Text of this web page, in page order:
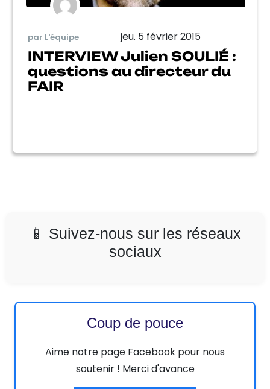
par L'équipe jeu. 5 février 2015
INTERVIEW Julien SOULIÉ :
questions au directeur du
FAIR
📱 Suivez-nous sur les réseaux
sociaux
Coup de pouce
Aime notre page Facebook pour nous
soutenir ! Merci d'avance